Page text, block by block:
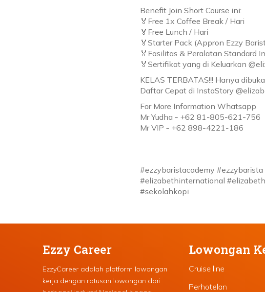
Benefit Join Short Course ini:
🏅Free 1x Coffee Break / Hari
🏅Free Lunch / Hari
🏅Starter Pack (Appron Ezzy
🏅Fasilitas & Peralatan Standard
🏅Sertifikat yang di Keluarkan
KELAS TERBATAS!!! Hanya
Daftar Cepat di InstaStory
For More Information Whatsapp
Mr Yudha - +62 81-805-621-756
Mr VIP - +62 898-4221-186
#ezzybaristacademy
#elizabethinternational
#sekolahkopi
Ezzy Career
EzzyCareer adalah platform lowongan
kerja dengan ratusan lowongan dari
Lowongan
Cruise line
Perhotelan